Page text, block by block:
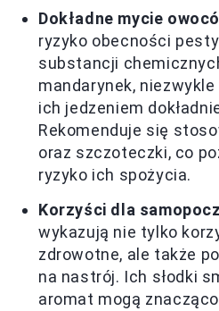
Dokładne mycie
ryzyko obecności
substancji
mandarynek,
ich jedzeniem
Rekomenduje się
oraz szczoteczki, co
ryzyko ich spożycia.
Korzyści dla
wykazują nie tylko
zdrowotne, ale także
na nastrój. Ich słodki
aromat mogą